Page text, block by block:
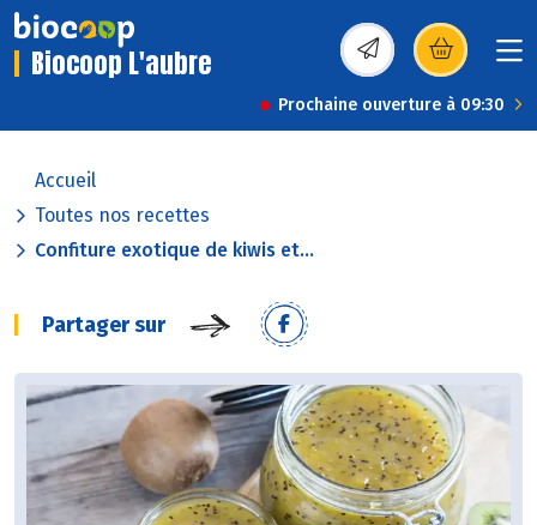
Biocoop L'aubre (s’ouvre dans une
Prochaine ouverture à 09:30
Accueil
Toutes nos recettes
Confiture exotique de kiwis et...
Partager sur